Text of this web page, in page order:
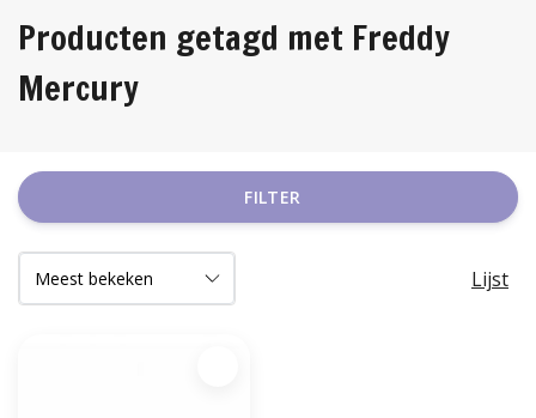
Producten getagd met Freddy
Mercury
FILTER
Lijst